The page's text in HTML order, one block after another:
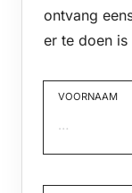
ontvang
er te doen
VOORNAAM